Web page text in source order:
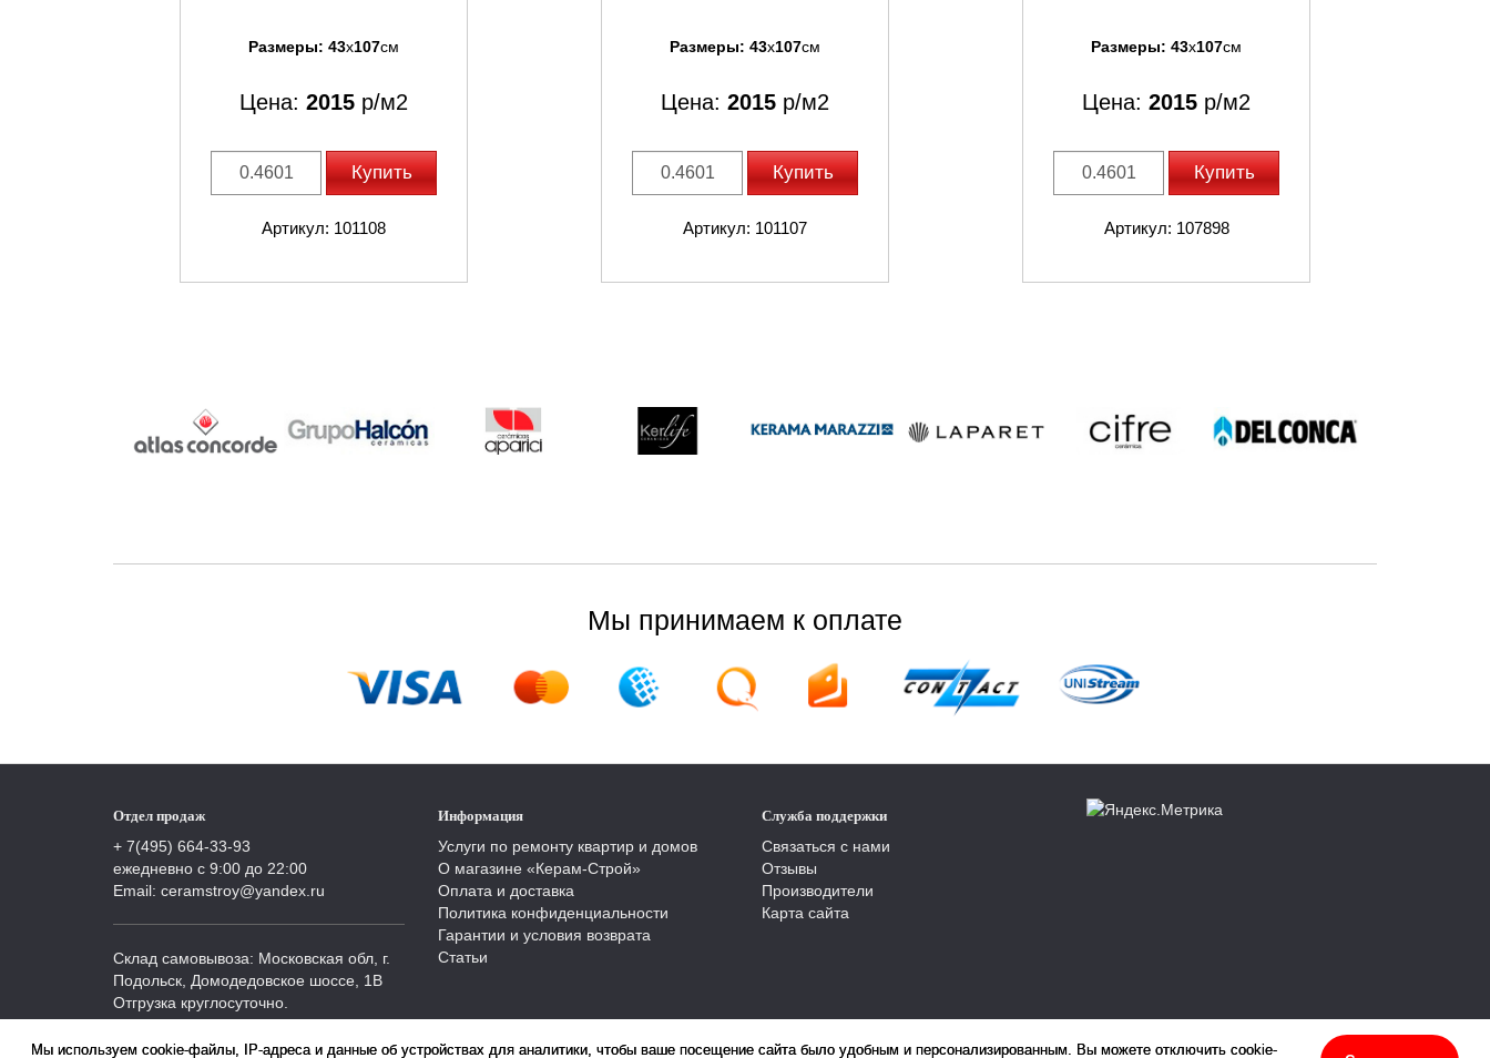
Мы используем cookie-файлы, IP-адреса и данные об устройствах для аналитики, чтобы ваше посещение сайта было удобным и персонализированным. Вы можете отключить cookie-
Размеры: 43x107см
Цена: 2015 р/м2
Купить
Артикул: 101108
Размеры: 43x107см
Цена: 2015 р/м2
Купить
Артикул: 101107
Размеры: 43x107см
Цена: 2015 р/м2
Купить
Артикул: 107898
Мы принимаем к оплате
Отдел продаж
+ 7(495) 664-33-93
ежедневно с 9:00 до 22:00
Email: ceramstroy@yandex.ru
Склад самовывоза: Московская обл, г.
Подольск, Домодедовское шоссе, 1В
Отгрузка круглосуточно.
Информация
Услуги по ремонту квартир и домов
О магазине «Керам-Строй»
Оплата и доставка
Политика конфиденциальности
Гарантии и условия возврата
Статьи
Служба поддержки
Связаться с нами
Отзывы
Производители
Карта сайта